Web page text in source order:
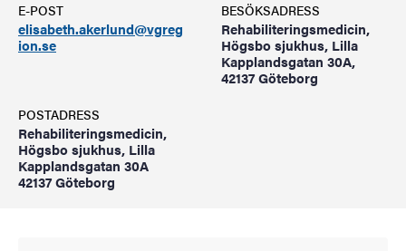
E-POST
elisabeth.akerlund@vgreg
ion.se
BESÖKSADRESS
Rehabiliteringsmedicin,
Högsbo sjukhus, Lilla
Kapplandsgatan 30A,
42137 Göteborg
POSTADRESS
Rehabiliteringsmedicin,
Högsbo sjukhus, Lilla
Kapplandsgatan 30A
42137 Göteborg